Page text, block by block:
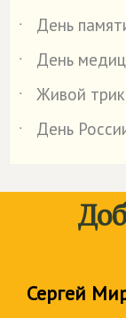
˙
День
˙
День
˙
Живой
˙
День
Сергей